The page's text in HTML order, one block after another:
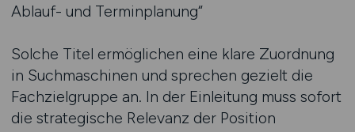
Ablauf- und Terminplanung“
Solche Titel ermöglichen eine klare Zuordnung
in Suchmaschinen und sprechen gezielt die
Fachzielgruppe an. In der Einleitung muss sofort
die strategische Relevanz der Position